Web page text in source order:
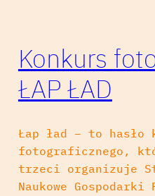
Konkurs
ŁAP ŁAD
Łap ład – to hasło
fotograficznego,
trzeci organizuje
Naukowe